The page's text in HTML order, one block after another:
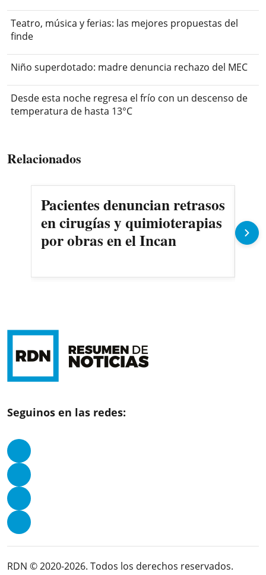
Teatro, música y ferias: las mejores propuestas del
finde
Niño superdotado: madre denuncia rechazo del MEC
Desde esta noche regresa el frío con un descenso de
temperatura de hasta 13°C
Relacionados
Pacientes denuncian retrasos
en cirugías y quimioterapias
por obras en el Incan
Seguinos en las redes:
RDN © 2020-2026. Todos los derechos reservados.